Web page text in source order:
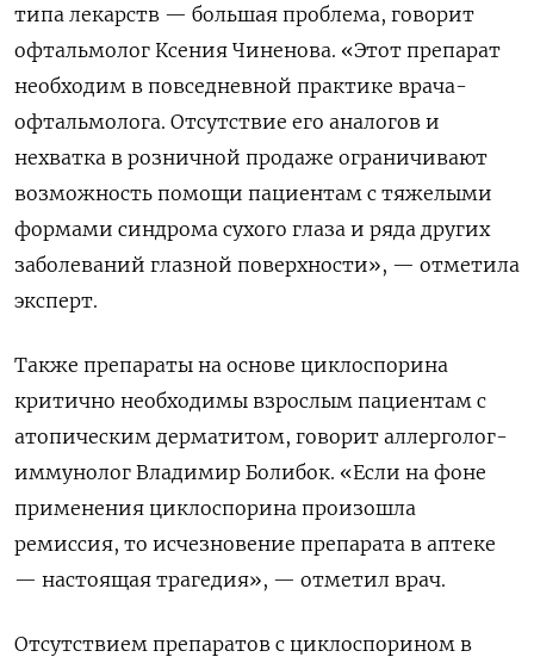
типа лекарств — большая проблема, говорит
офтальмолог Ксения Чиненова. «Этот препарат
необходим в повседневной практике врача-
офтальмолога. Отсутствие его аналогов и
нехватка в розничной продаже ограничивают
возможность помощи пациентам с тяжелыми
формами синдрома сухого глаза и ряда других
заболеваний глазной поверхности», — отметила
эксперт.
Также препараты на основе циклоспорина
критично необходимы взрослым пациентам с
атопическим дерматитом, говорит аллерголог-
иммунолог Владимир Болибок. «Если на фоне
применения циклоспорина произошла
ремиссия, то исчезновение препарата в аптеке
— настоящая трагедия», — отметил врач.
Отсутствием препаратов с циклоспорином в